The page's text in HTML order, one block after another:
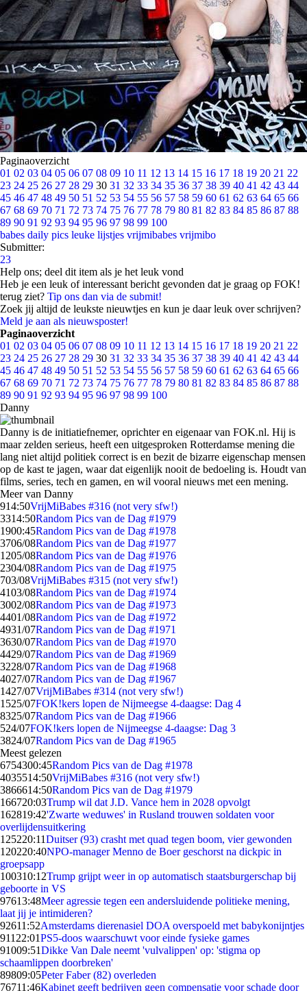
Paginaoverzicht
01 02 03 04 05 06 07 08 09 10 11 12 13 14 15 16 17 18 19 20 21 22
23 24 25 26 27 28 29 30 31 32 33 34 35 36 37 38 39 40 41 42 43 44
45 46 47 48 49 50 51 52 53 54 55 56 57 58 59 60 61 62 63 64 65 66
67 68 69 70 71 72 73 74 75 76 77 78 79 80 81 82 83 84 85 86 87 88
89 90 91 92 93 94 95 96 97 98 99 100
babes daily pics leuke lijstjes vrijmibabes vrijmibo
Submitter:
23
Help ons; deel dit item als je het leuk vond
Heb je een leuk of interessant bericht gevonden dat je graag op FOK!
terug ziet? Tip ons dan via de submit!
Zoek jij altijd de leukste nieuwtjes en kun je daar leuk over schrijven?
Meld je aan als nieuwsposter!
Paginaoverzicht
01 02 03 04 05 06 07 08 09 10 11 12 13 14 15 16 17 18 19 20 21 22
23 24 25 26 27 28 29 30 31 32 33 34 35 36 37 38 39 40 41 42 43 44
45 46 47 48 49 50 51 52 53 54 55 56 57 58 59 60 61 62 63 64 65 66
67 68 69 70 71 72 73 74 75 76 77 78 79 80 81 82 83 84 85 86 87 88
89 90 91 92 93 94 95 96 97 98 99 100
Danny
Danny is de initiatiefnemer, oprichter en eigenaar van FOK.nl. Hij is
maar zelden serieus, heeft een uitgesproken Rotterdamse mening die
lang niet altijd politiek correct is en bezit de bizarre eigenschap mensen
op de kast te jagen, waar dat eigenlijk nooit de bedoeling is. Houdt van
films, series, tech en gamen, en wil vooral nieuws met een mening.
Meer van Danny
914:50VrijMiBabes #316 (not very sfw!)
3314:50Random Pics van de Dag #1979
1900:45Random Pics van de Dag #1978
3706/08Random Pics van de Dag #1977
1205/08Random Pics van de Dag #1976
2304/08Random Pics van de Dag #1975
703/08VrijMiBabes #315 (not very sfw!)
4103/08Random Pics van de Dag #1974
3002/08Random Pics van de Dag #1973
4401/08Random Pics van de Dag #1972
4931/07Random Pics van de Dag #1971
3630/07Random Pics van de Dag #1970
4429/07Random Pics van de Dag #1969
3228/07Random Pics van de Dag #1968
4027/07Random Pics van de Dag #1967
1427/07VrijMiBabes #314 (not very sfw!)
1525/07FOK!kers lopen de Nijmeegse 4-daagse: Dag 4
8325/07Random Pics van de Dag #1966
524/07FOK!kers lopen de Nijmeegse 4-daagse: Dag 3
3824/07Random Pics van de Dag #1965
Meest gelezen
6754300:45Random Pics van de Dag #1978
4035514:50VrijMiBabes #316 (not very sfw!)
3866614:50Random Pics van de Dag #1979
166720:03Trump wil dat J.D. Vance hem in 2028 opvolgt
162819:42'Zwarte weduwes' in Rusland trouwen soldaten voor
overlijdensuitkering
125220:11Duitser (93) crasht met quad tegen boom, vier gewonden
120220:40NPO-manager Menno de Boer geschorst na dickpic in
groepsapp
100310:12Trump grijpt weer in op automatisch staatsburgerschap bij
geboorte in VS
97613:48Meer agressie tegen een andersluidende politieke mening,
laat jij je intimideren?
92611:52Amsterdams dierenasiel DOA overspoeld met babykonijntjes
911 22:01PS5-doos waarschuwt voor einde fysieke games
91009:51Dikke Van Dale neemt 'vulvalippen' op: 'stigma op
schaamlippen doorbreken'
89809:05Peter Faber (82) overleden
76711:46Kabinet geeft bedrijven geen compensatie voor schade door